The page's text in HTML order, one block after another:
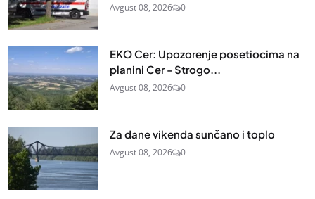
Avgust 08, 2026 0
EKO Cer: Upozorenje posetiocima na
planini Cer - Strogo...
Avgust 08, 2026 0
Za dane vikenda sunčano i toplo
Avgust 08, 2026 0